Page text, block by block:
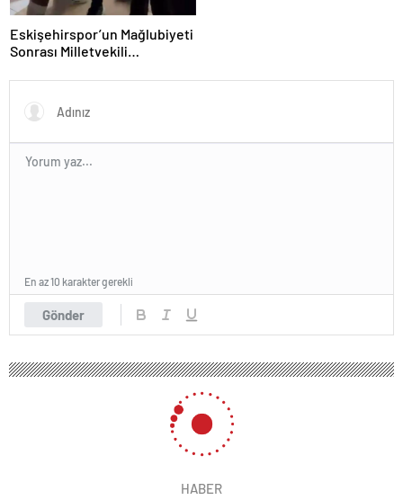
Eskişehirspor’un Mağlubiyeti
Sonrası Milletvekili
Gönder
En az 10 karakter gerekli
HABER